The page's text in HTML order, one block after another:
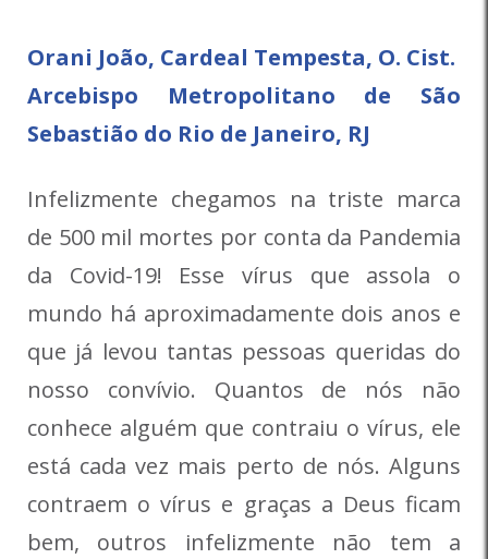
Orani João, Cardeal Tempesta, O. Cist.
Arcebispo Metropolitano de São
Sebastião do Rio de Janeiro, RJ
Infelizmente chegamos na triste marca
de 500 mil mortes por conta da Pandemia
da Covid-19! Esse vírus que assola o
mundo há aproximadamente dois anos e
que já levou tantas pessoas queridas do
nosso convívio. Quantos de nós não
conhece alguém que contraiu o vírus, ele
está cada vez mais perto de nós. Alguns
contraem o vírus e graças a Deus ficam
bem, outros infelizmente não tem a